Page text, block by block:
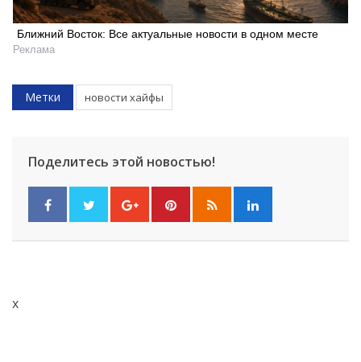
Ближний Восток: Все актуальные новости в одном месте
Реклама
Метки новости хайфы
Поделитесь этой новостью!
x